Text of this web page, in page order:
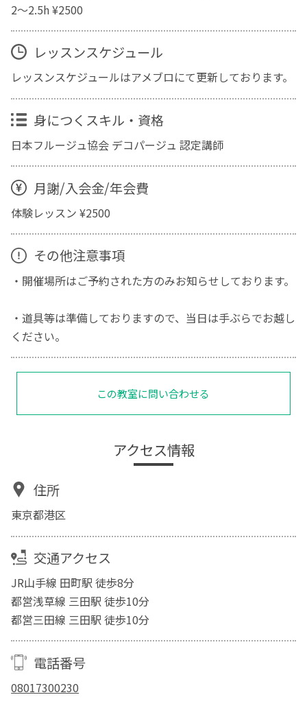
2〜2.5h ¥2500
レッスンスケジュール
レッスンスケジュールはアメブロにて更新しております。
身につくスキル・資格
日本フルージュ協会 デコパージュ 認定講師
月謝/入会金/年会費
体験レッスン ¥2500
その他注意事項
・開催場所はご予約された方のみお知らせしております。
・道具等は準備しておりますので、当日は手ぶらでお越し
ください。
この教室に問い合わせる
アクセス情報
住所
東京都港区
交通アクセス
JR山手線 田町駅 徒歩8分
都営浅草線 三田駅 徒歩10分
都営三田線 三田駅 徒歩10分
電話番号
08017300230